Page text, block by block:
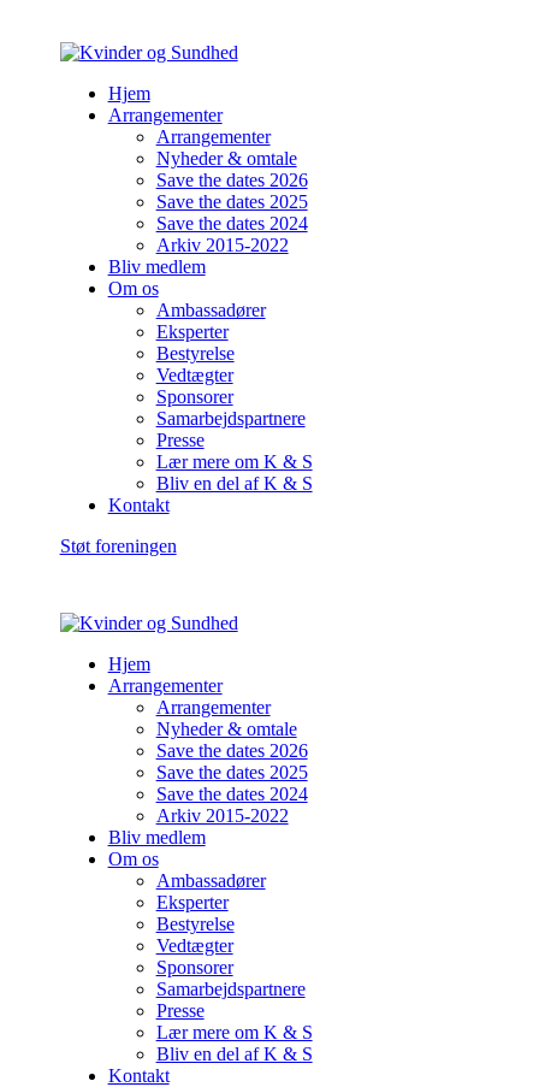
Hjem
Arrangementer
Arrangementer
Nyheder & omtale
Save the dates 2026
Save the dates 2025
Save the dates 2024
Arkiv 2015-2022
Bliv medlem
Om os
Ambassadører
Eksperter
Bestyrelse
Vedtægter
Sponsorer
Samarbejdspartnere
Presse
Lær mere om K & S
Bliv en del af K & S
Kontakt
Støt foreningen
Hjem
Arrangementer
Arrangementer
Nyheder & omtale
Save the dates 2026
Save the dates 2025
Save the dates 2024
Arkiv 2015-2022
Bliv medlem
Om os
Ambassadører
Eksperter
Bestyrelse
Vedtægter
Sponsorer
Samarbejdspartnere
Presse
Lær mere om K & S
Bliv en del af K & S
Kontakt